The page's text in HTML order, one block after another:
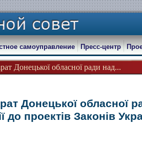
Донецької обласної ради над...
самоуправление Пресс-центр
Донецької обласної
до проектів Законів